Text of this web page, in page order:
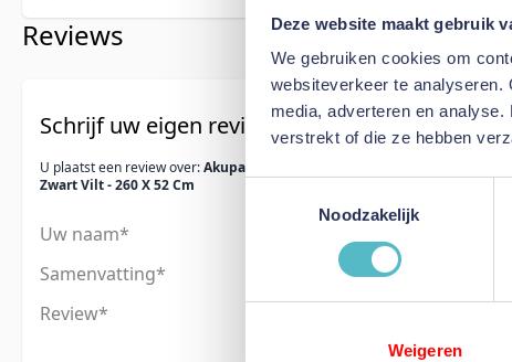
Deze website maakt gebruik
We gebruiken cookies om
websiteverkeer te analyseren.
media, adverteren en
verstrekt of die ze hebben
Noodzakelijk
Weigeren
Reviews
Schrijf uw eigen review
U plaatst een review over:Akupanel Houtskool
Zwart Vilt - 260 X 52 Cm
Uw naam
Samenvatting
Review